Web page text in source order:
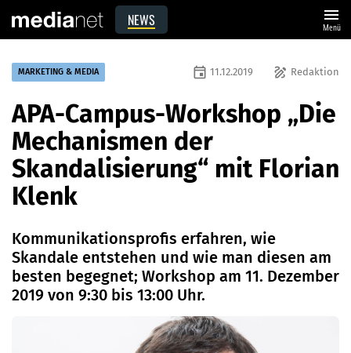
NEWS menu
Menü
MARKETING & MEDIA draw Redaktion
event 11.12.2019
APA-Campus-Workshop „Die
Mechanismen der
Skandalisierung“ mit Florian
Klenk
Kommunikationsprofis erfahren, wie
Skandale entstehen und wie man diesen am
besten begegnet; Workshop am 11. Dezember
2019 von 9:30 bis 13:00 Uhr.